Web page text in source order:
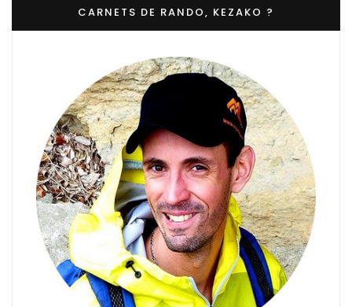
CARNETS DE RANDO, KEZAKO ?